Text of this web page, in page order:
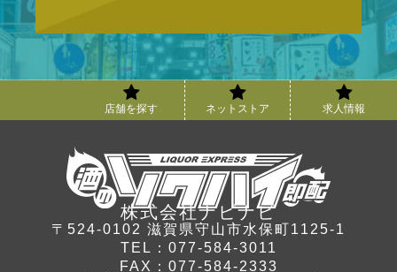
店舗を探す ネットストア 求人情報
株式会社ナビナビ
〒524-0102 滋賀県守山市水保町1125-1
TEL：077-584-3011
FAX：077-584-2333